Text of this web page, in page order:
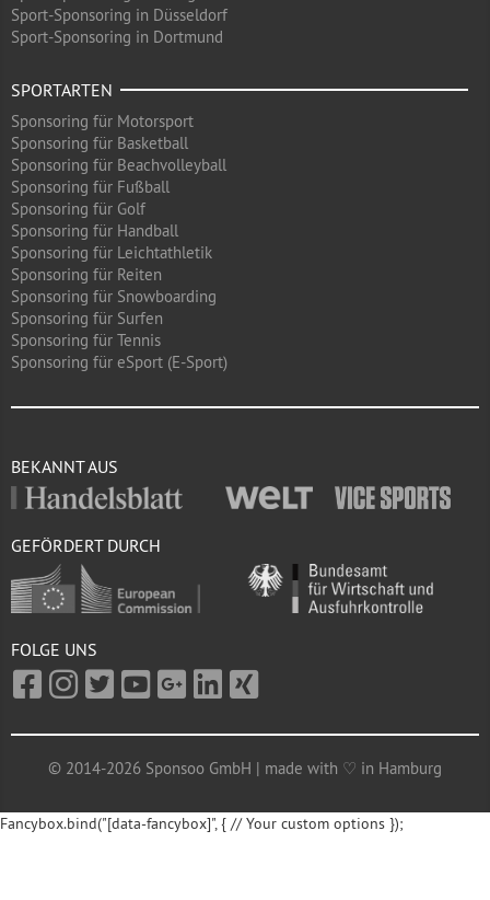
Sport-Sponsoring in Düsseldorf
Sport-Sponsoring in Dortmund
SPORTARTEN
Sponsoring für Motorsport
Sponsoring für Basketball
Sponsoring für Beachvolleyball
Sponsoring für Fußball
Sponsoring für Golf
Sponsoring für Handball
Sponsoring für Leichtathletik
Sponsoring für Reiten
Sponsoring für Snowboarding
Sponsoring für Surfen
Sponsoring für Tennis
Sponsoring für eSport (E-Sport)
BEKANNT AUS
GEFÖRDERT DURCH
FOLGE UNS
© 2014-2026 Sponsoo GmbH | made with ♡ in Hamburg
Fancybox.bind("[data-fancybox]", { // Your custom options });